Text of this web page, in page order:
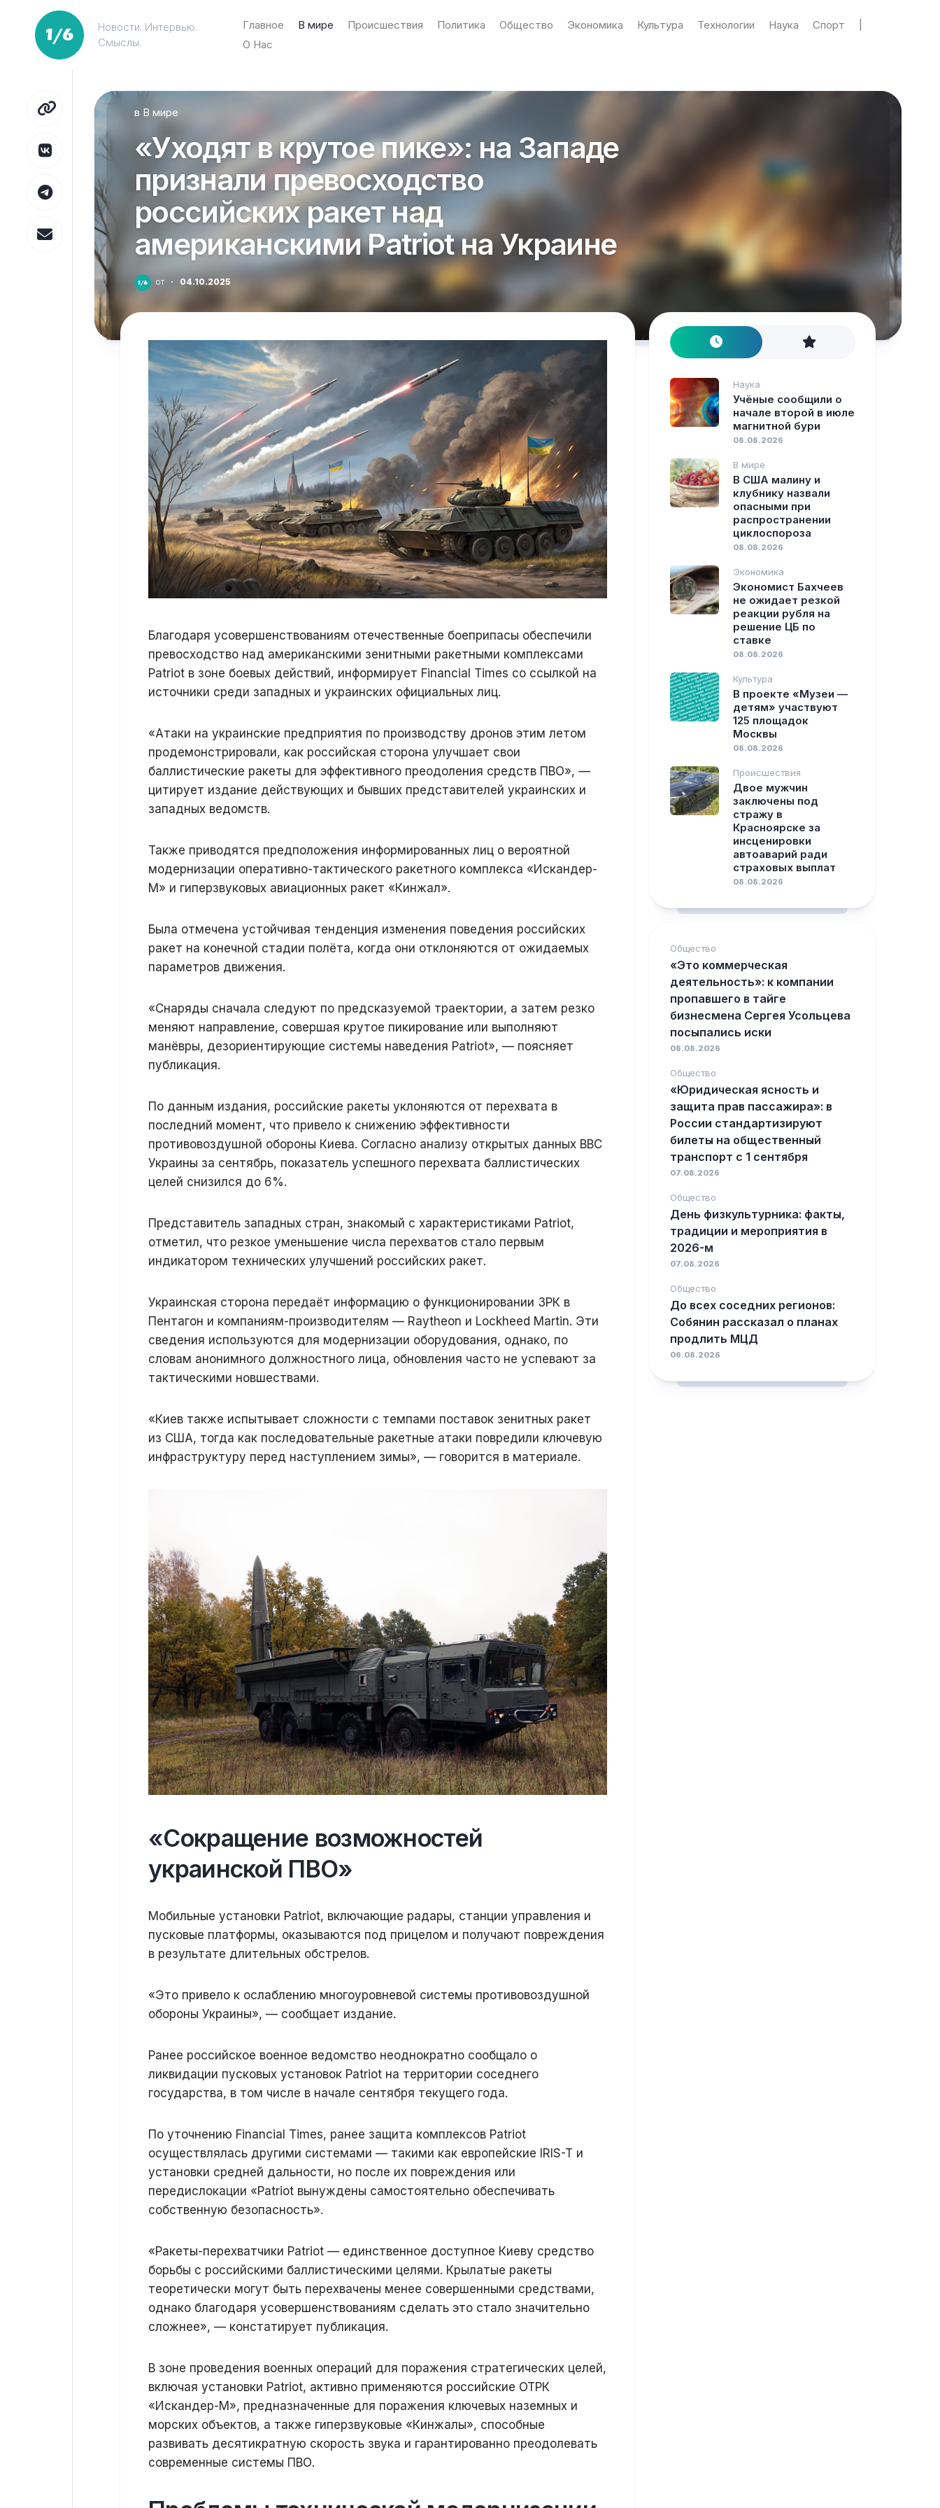
содержанию
Новости. Интервью.
Смыслы.
Главное В мире Происшествия Политика Общество Экономика Культура Технологии Наука Спорт
О Нас
в В мире
«Уходят в крутое пике»: на Западе
признали превосходство
российских ракет над
американскими Patriot на Украине
от · 04.10.2025
Благодаря усовершенствованиям отечественные боеприпасы обеспечили
превосходство над американскими зенитными ракетными комплексами
Patriot в зоне боевых действий, информирует Financial Times со ссылкой на
источники среди западных и украинских официальных лиц.
«Атаки на украинские предприятия по производству дронов этим летом
продемонстрировали, как российская сторона улучшает свои
баллистические ракеты для эффективного преодоления средств ПВО», —
цитирует издание действующих и бывших представителей украинских и
западных ведомств.
Также приводятся предположения информированных лиц о вероятной
модернизации оперативно-тактического ракетного комплекса «Искандер-
М» и гиперзвуковых авиационных ракет «Кинжал».
Была отмечена устойчивая тенденция изменения поведения российских
ракет на конечной стадии полёта, когда они отклоняются от ожидаемых
параметров движения.
«Снаряды сначала следуют по предсказуемой траектории, а затем резко
меняют направление, совершая крутое пикирование или выполняют
манёвры, дезориентирующие системы наведения Patriot», — поясняет
публикация.
По данным издания, российские ракеты уклоняются от перехвата в
последний момент, что привело к снижению эффективности
противовоздушной обороны Киева. Согласно анализу открытых данных ВВС
Украины за сентябрь, показатель успешного перехвата баллистических
целей снизился до 6%.
Представитель западных стран, знакомый с характеристиками Patriot,
отметил, что резкое уменьшение числа перехватов стало первым
индикатором технических улучшений российских ракет.
Украинская сторона передаёт информацию о функционировании ЗРК в
Пентагон и компаниям-производителям — Raytheon и Lockheed Martin. Эти
сведения используются для модернизации оборудования, однако, по
словам анонимного должностного лица, обновления часто не успевают за
тактическими новшествами.
«Киев также испытывает сложности с темпами поставок зенитных ракет
из США, тогда как последовательные ракетные атаки повредили ключевую
инфраструктуру перед наступлением зимы», — говорится в материале.
«Сокращение возможностей
украинской ПВО»
Мобильные установки Patriot, включающие радары, станции управления и
пусковые платформы, оказываются под прицелом и получают повреждения
в результате длительных обстрелов.
«Это привело к ослаблению многоуровневой системы противовоздушной
обороны Украины», — сообщает издание.
Ранее российское военное ведомство неоднократно сообщало о
ликвидации пусковых установок Patriot на территории соседнего
государства, в том числе в начале сентября текущего года.
По уточнению Financial Times, ранее защита комплексов Patriot
осуществлялась другими системами — такими как европейские IRIS-T и
установки средней дальности, но после их повреждения или
передислокации «Patriot вынуждены самостоятельно обеспечивать
собственную безопасность».
«Ракеты-перехватчики Patriot — единственное доступное Киеву средство
борьбы с российскими баллистическими целями. Крылатые ракеты
теоретически могут быть перехвачены менее совершенными средствами,
однако благодаря усовершенствованиям сделать это стало значительно
сложнее», — констатирует публикация.
В зоне проведения военных операций для поражения стратегических целей,
включая установки Patriot, активно применяются российские ОТРК
«Искандер-М», предназначенные для поражения ключевых наземных и
морских объектов, а также гиперзвуковые «Кинжалы», способные
развивать десятикратную скорость звука и гарантированно преодолевать
современные системы ПВО.
Наука
Учёные сообщили о
начале второй в июле
магнитной бури
08.08.2026
В мире
В США малину и
клубнику назвали
опасными при
распространении
циклоспороза
08.08.2026
Экономика
Экономист Бахчеев
не ожидает резкой
реакции рубля на
решение ЦБ по
ставке
08.08.2026
Культура
В проекте «Музеи —
детям» участвуют
125 площадок
Москвы
08.08.2026
Происшествия
Двое мужчин
заключены под
стражу в
Красноярске за
инсценировки
автоаварий ради
страховых выплат
08.08.2026
Общество
«Это коммерческая
деятельность»: к компании
пропавшего в тайге
бизнесмена Сергея Усольцева
посыпались иски
08.08.2026
Общество
«Юридическая ясность и
защита прав пассажира»: в
России стандартизируют
билеты на общественный
транспорт с 1 сентября
07.08.2026
Общество
День физкультурника: факты,
традиции и мероприятия в
2026-м
07.08.2026
Общество
До всех соседних регионов:
Собянин рассказал о планах
продлить МЦД
06.08.2026